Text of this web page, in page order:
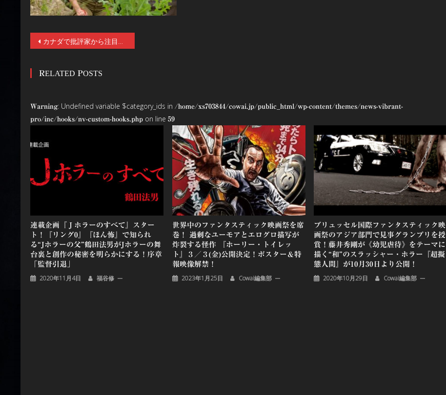
投
ナ
ゲ
シ
ョ
カナダで批評家から注目のジョー・サネッティ監督の長編デビュー作にして、異色サスペンス映画『キル バード 森に潜む反逆者』公開中！
RELATED POSTS
Warning: Undefined variable $category_ids in /home/xs703844/cowai.jp/public_html/wp-content/themes/news-vibrant-
pro/inc/hooks/nv-custom-hooks.php on line 59
連載企画『Ｊホラーのすべて』スター
ト！『リング0』『ほん怖』で知られ
る“Jホラーの父”鶴田法男がJホラーの舞
台裏と創作の秘密を明らかにする！序章
「監督引退」
2020年11月4日 福谷修
世界中のファンタスティック映画祭を席
巻！ 過剰なユーモアとエログロ描写が
炸裂する怪作 『ホーリー・トイレッ
ト』３／３(金)公開決定！ポスター＆特
報映像解禁！
2023年1月25日 Cowai編集部
ブリュッセル国際ファンタスティック映
画祭のアジア部門で見事グランプリを授
賞！藤井秀剛が《幼児虐待》をテーマに
描く“和”のスラッシャー・ホラー『超擬
態人間』が10月30日より公開！
2020年10月29日 Cowai編集部